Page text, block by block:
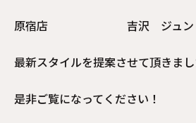
原宿店 吉沢 ジュン
最新スタイルを提案させて頂きまし
是非ご覧になってください！